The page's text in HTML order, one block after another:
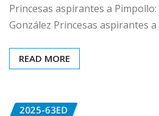
Princesas aspirantes a
González Princesas aspirantes
READ MORE
2025-63ED